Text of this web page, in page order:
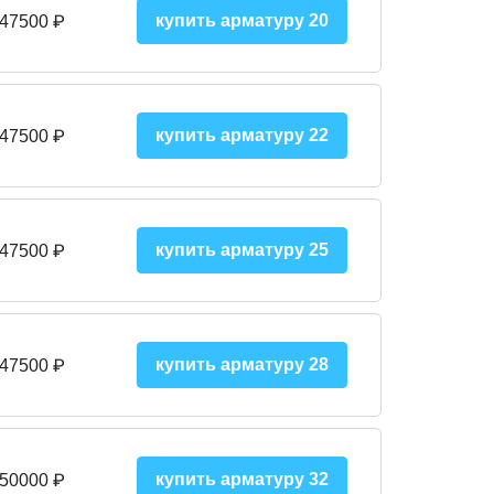
₽ купить арматуру 20
₽ купить арматуру 22
₽ купить арматуру 25
₽ купить арматуру 28
₽ купить арматуру 32